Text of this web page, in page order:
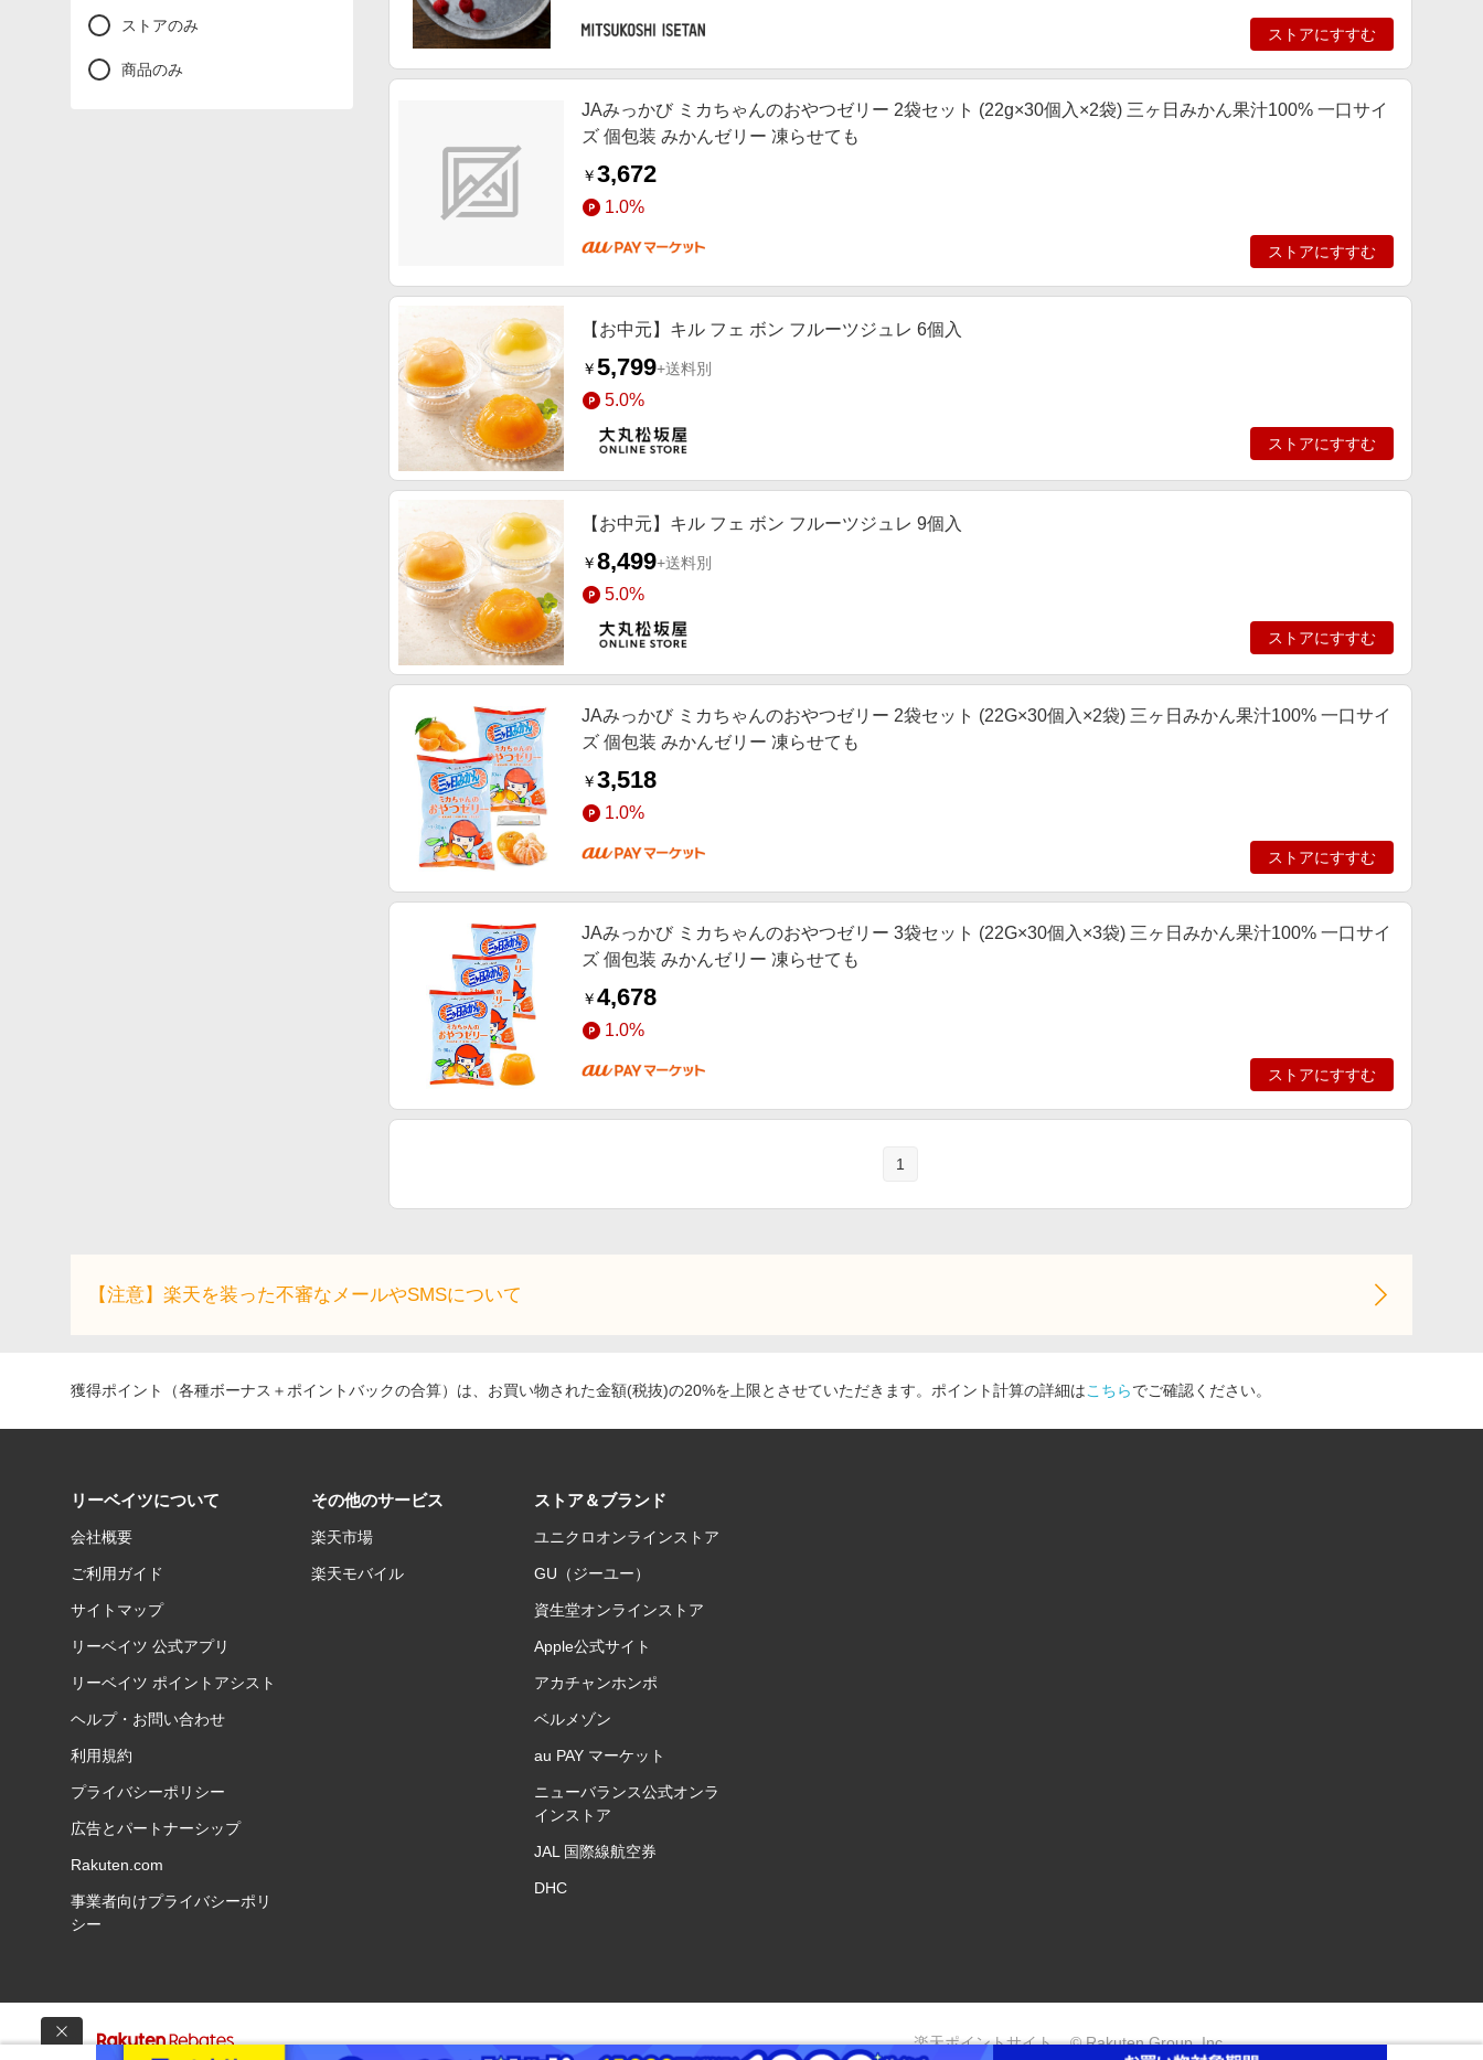
ストアのみ
商品のみ
ストアにすすむ
JAみっかび ミカちゃんのおやつゼリー 2袋セット (22g×30個入×2袋) 三ヶ日みかん果汁100% 一口サイ
ズ 個包装 みかんゼリー 凍らせても
￥3,672
1.0%
ストアにすすむ
【お中元】キル フェ ボン フルーツジュレ 6個入
￥5,799+送料別
5.0%
ストアにすすむ
【お中元】キル フェ ボン フルーツジュレ 9個入
￥8,499+送料別
5.0%
ストアにすすむ
JAみっかび ミカちゃんのおやつゼリー 2袋セット (22G×30個入×2袋) 三ヶ日みかん果汁100% 一口サイ
ズ 個包装 みかんゼリー 凍らせても
￥3,518
1.0%
ストアにすすむ
JAみっかび ミカちゃんのおやつゼリー 3袋セット (22G×30個入×3袋) 三ヶ日みかん果汁100% 一口サイ
ズ 個包装 みかんゼリー 凍らせても
￥4,678
1.0%
ストアにすすむ
1
【注意】楽天を装った不審なメールやSMSについて
獲得ポイント（各種ボーナス＋ポイントバックの合算）は、お買い物された金額(税抜)の20%を上限とさせていただきます。ポイント計算の詳細はこちらでご確認ください。
リーベイツについて
会社概要
ご利用ガイド
サイトマップ
リーベイツ 公式アプリ
リーベイツ ポイントアシスト
ヘルプ・お問い合わせ
利用規約
プライバシーポリシー
広告とパートナーシップ
Rakuten.com
事業者向けプライバシーポリ
シー
その他のサービス
楽天市場
楽天モバイル
ストア＆ブランド
ユニクロオンラインストア
GU（ジーユー）
資生堂オンラインストア
Apple公式サイト
アカチャンホンポ
ベルメゾン
au PAY マーケット
ニューバランス公式オンラ
インストア
JAL 国際線航空券
DHC
楽天ポイントサイト © Rakuten Group, Inc.